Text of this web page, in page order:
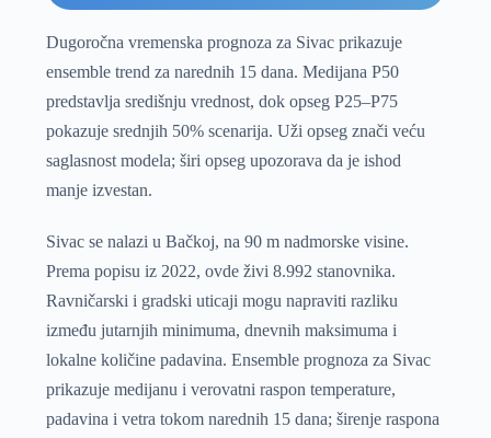
Dugoročna vremenska prognoza za Sivac prikazuje
ensemble trend za narednih 15 dana. Medijana P50
predstavlja središnju vrednost, dok opseg P25–P75
pokazuje srednjih 50% scenarija. Uži opseg znači veću
saglasnost modela; širi opseg upozorava da je ishod
manje izvestan.
Sivac se nalazi u Bačkoj, na 90 m nadmorske visine.
Prema popisu iz 2022, ovde živi 8.992 stanovnika.
Ravničarski i gradski uticaji mogu napraviti razliku
između jutarnjih minimuma, dnevnih maksimuma i
lokalne količine padavina. Ensemble prognoza za Sivac
prikazuje medijanu i verovatni raspon temperature,
padavina i vetra tokom narednih 15 dana; širenje raspona